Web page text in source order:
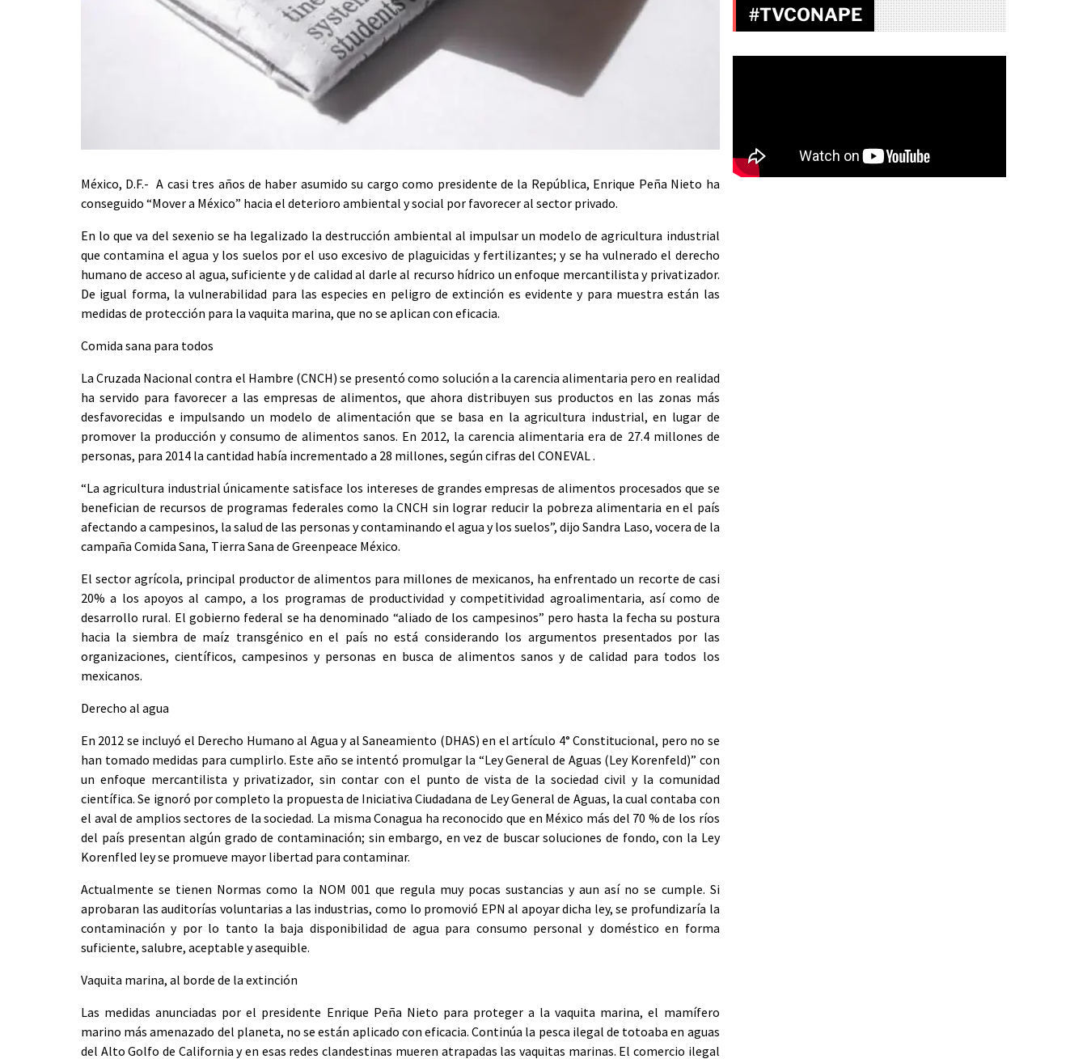
México, D.F.- A casi tres años de haber asumido su cargo como presidente de la República, Enrique Peña Nieto ha
conseguido “Mover a México” hacia el deterioro ambiental y social por favorecer al sector privado.
En lo que va del sexenio se ha legalizado la destrucción ambiental al impulsar un modelo de agricultura industrial
que contamina el agua y los suelos por el uso excesivo de plaguicidas y fertilizantes; y se ha vulnerado el derecho
humano de acceso al agua, suficiente y de calidad al darle al recurso hídrico un enfoque mercantilista y privatizador.
De igual forma, la vulnerabilidad para las especies en peligro de extinción es evidente y para muestra están las
medidas de protección para la vaquita marina, que no se aplican con eficacia.
Comida sana para todos
La Cruzada Nacional contra el Hambre (CNCH) se presentó como solución a la carencia alimentaria pero en realidad
ha servido para favorecer a las empresas de alimentos, que ahora distribuyen sus productos en las zonas más
desfavorecidas e impulsando un modelo de alimentación que se basa en la agricultura industrial, en lugar de
promover la producción y consumo de alimentos sanos. En 2012, la carencia alimentaria era de 27.4 millones de
personas, para 2014 la cantidad había incrementado a 28 millones, según cifras del CONEVAL .
“La agricultura industrial únicamente satisface los intereses de grandes empresas de alimentos procesados que se
benefician de recursos de programas federales como la CNCH sin lograr reducir la pobreza alimentaria en el país
afectando a campesinos, la salud de las personas y contaminando el agua y los suelos”, dijo Sandra Laso, vocera de la
campaña Comida Sana, Tierra Sana de Greenpeace México.
El sector agrícola, principal productor de alimentos para millones de mexicanos, ha enfrentado un recorte de casi
20% a los apoyos al campo, a los programas de productividad y competitividad agroalimentaria, así como de
desarrollo rural. El gobierno federal se ha denominado “aliado de los campesinos” pero hasta la fecha su postura
hacia la siembra de maíz transgénico en el país no está considerando los argumentos presentados por las
organizaciones, científicos, campesinos y personas en busca de alimentos sanos y de calidad para todos los
mexicanos.
Derecho al agua
En 2012 se incluyó el Derecho Humano al Agua y al Saneamiento (DHAS) en el artículo 4° Constitucional, pero no se
han tomado medidas para cumplirlo. Este año se intentó promulgar la “Ley General de Aguas (Ley Korenfeld)” con
un enfoque mercantilista y privatizador, sin contar con el punto de vista de la sociedad civil y la comunidad
científica. Se ignoró por completo la propuesta de Iniciativa Ciudadana de Ley General de Aguas, la cual contaba con
el aval de amplios sectores de la sociedad. La misma Conagua ha reconocido que en México más del 70 % de los ríos
del país presentan algún grado de contaminación; sin embargo, en vez de buscar soluciones de fondo, con la Ley
Korenfled ley se promueve mayor libertad para contaminar.
Actualmente se tienen Normas como la NOM 001 que regula muy pocas sustancias y aun así no se cumple. Si
aprobaran las auditorías voluntarias a las industrias, como lo promovió EPN al apoyar dicha ley, se profundizaría la
contaminación y por lo tanto la baja disponibilidad de agua para consumo personal y doméstico en forma
suficiente, salubre, aceptable y asequible.
Vaquita marina, al borde de la extinción
Las medidas anunciadas por el presidente Enrique Peña Nieto para proteger a la vaquita marina, el mamífero
marino más amenazado del planeta, no se están aplicado con eficacia. Continúa la pesca ilegal de totoaba en aguas
del Alto Golfo de California y en esas redes clandestinas mueren atrapadas las vaquitas marinas. El comercio ilegal
#TVCONAPE